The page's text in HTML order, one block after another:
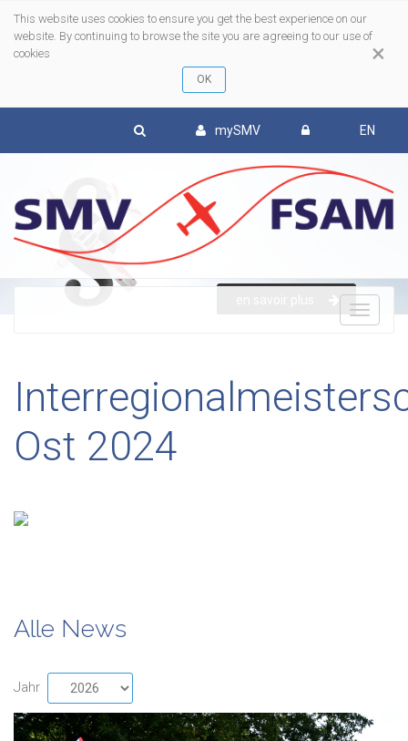
×
This website uses cookies to ensure you get the best experience on our
website. By continuing to browse the site you are agreeing to our use of
cookies
mySMV EN
Ost 2024
Alle News
Jahr